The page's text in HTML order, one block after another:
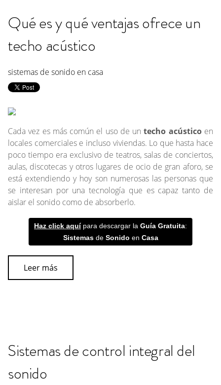
Qué es y qué ventajas ofrece un
techo acústico
sistemas de sonido en casa
Cada vez es más común el uso de untecho acústicoen
locales comerciales e incluso viviendas. Lo que hasta hace
poco tiempo era exclusivo de teatros, salas de conciertos,
aulas, discotecas y otros lugares de ocio de gran aforo, se
está extendiendo y hoy son numerosas las personas que
se interesan por una tecnología que es capaz tanto de
aislar el sonido como de absorberlo.
Haz click aquípara descargar la Guía Gratuita:
Sistemasde Sonido en Casa
Leer más
Sistemas de control integral del
sonido